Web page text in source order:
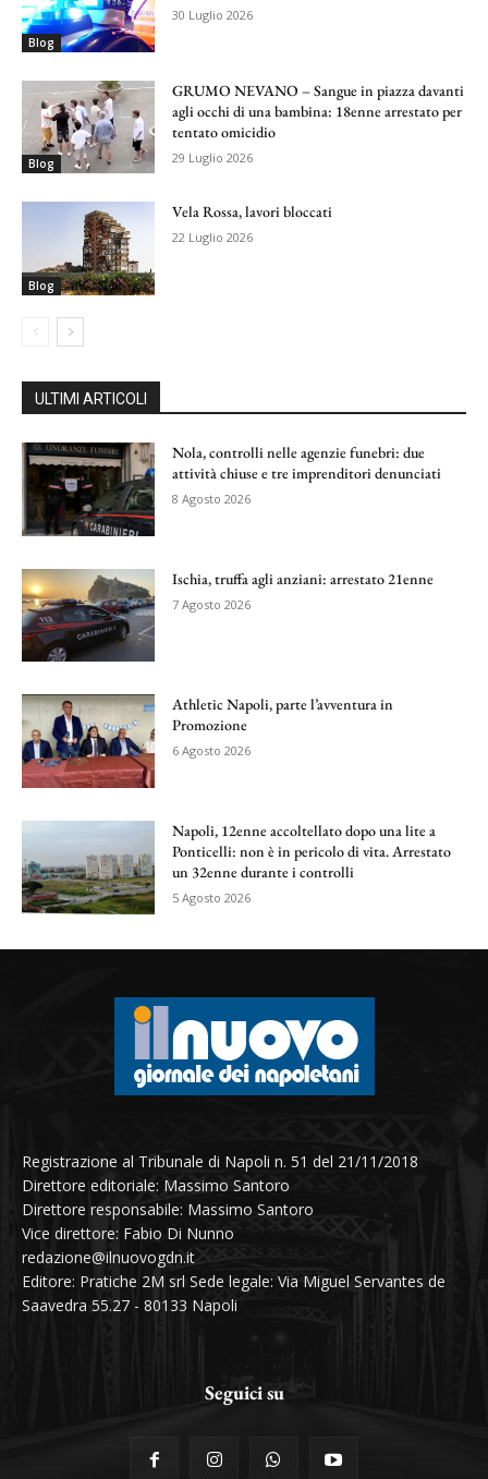
Blog
30 Luglio 2026
Blog
GRUMO NEVANO – Sangue in piazza davanti
agli occhi di una bambina: 18enne arrestato per
tentato omicidio
29 Luglio 2026
Blog
Vela Rossa, lavori bloccati
22 Luglio 2026
ULTIMI ARTICOLI
Nola, controlli nelle agenzie funebri: due
attività chiuse e tre imprenditori denunciati
8 Agosto 2026
Ischia, truffa agli anziani: arrestato 21enne
7 Agosto 2026
Athletic Napoli, parte l’avventura in
Promozione
6 Agosto 2026
Napoli, 12enne accoltellato dopo una lite a
Ponticelli: non è in pericolo di vita. Arrestato
un 32enne durante i controlli
5 Agosto 2026
Registrazione al Tribunale di Napoli n. 51 del 21/11/2018
Direttore editoriale: Massimo Santoro
Direttore responsabile: Massimo Santoro
Vice direttore: Fabio Di Nunno
redazione@ilnuovogdn.it
Editore: Pratiche 2M srl Sede legale: Via Miguel Servantes de
Saavedra 55.27 - 80133 Napoli
Seguici su